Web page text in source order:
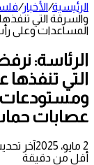
الرئيسية/الأخبار/
والسرقة التي
المساعدات وعلى
الرئاسة:
التي
ومستودعات
عصابات
2 مايو، 2025
آخر تحديث: 2
أقل من دقيقة